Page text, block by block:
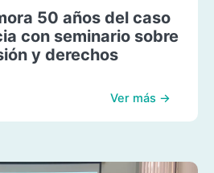
50 años del caso
con seminario sobre
y derechos
Ver más →